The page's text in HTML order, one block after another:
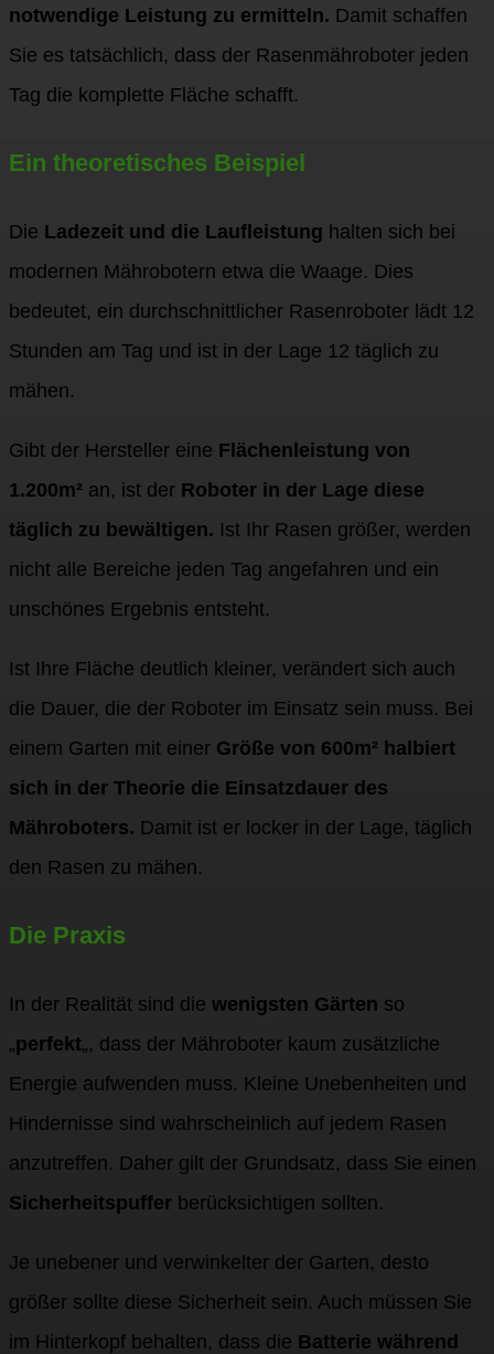
notwendige Leistung zu ermitteln. Damit schaffen
Sie es tatsächlich, dass der Rasenmähroboter jeden
Tag die komplette Fläche schafft.
Ein theoretisches Beispiel
Die Ladezeit und die Laufleistung halten sich bei
modernen Mährobotern etwa die Waage. Dies
bedeutet, ein durchschnittlicher Rasenroboter lädt 12
Stunden am Tag und ist in der Lage 12 täglich zu
mähen.
Gibt der Hersteller eine Flächenleistung von
1.200m² an, ist der Roboter in der Lage diese
täglich zu bewältigen. Ist Ihr Rasen größer, werden
nicht alle Bereiche jeden Tag angefahren und ein
unschönes Ergebnis entsteht.
Ist Ihre Fläche deutlich kleiner, verändert sich auch
die Dauer, die der Roboter im Einsatz sein muss. Bei
einem Garten mit einer Größe von 600m² halbiert
sich in der Theorie die Einsatzdauer des
Mähroboters. Damit ist er locker in der Lage, täglich
den Rasen zu mähen.
Die Praxis
In der Realität sind die wenigsten Gärten so
„perfekt„, dass der Mähroboter kaum zusätzliche
Energie aufwenden muss. Kleine Unebenheiten und
Hindernisse sind wahrscheinlich auf jedem Rasen
anzutreffen. Daher gilt der Grundsatz, dass Sie einen
Sicherheitspuffer berücksichtigen sollten.
Je unebener und verwinkelter der Garten, desto
größer sollte diese Sicherheit sein. Auch müssen Sie
im Hinterkopf behalten, dass die Batterie während